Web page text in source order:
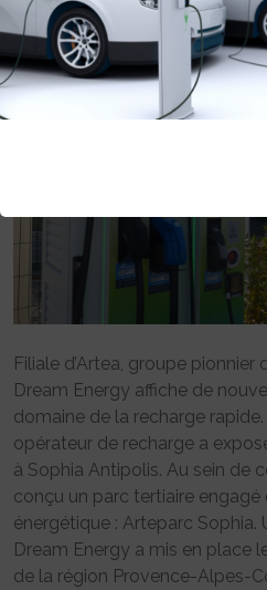
0 commentaires
Filiale d’Artea, groupe pionnier
Dream Energy affiche de
domaine de la recharge
opérateur de recharge a
à Sophia Antipolis. Au sein de
conçu un parc tertiaire engagé
énergétique : Arteparc Sophia.
Dream Energy a mis en place
de la région Provence-Alpes-